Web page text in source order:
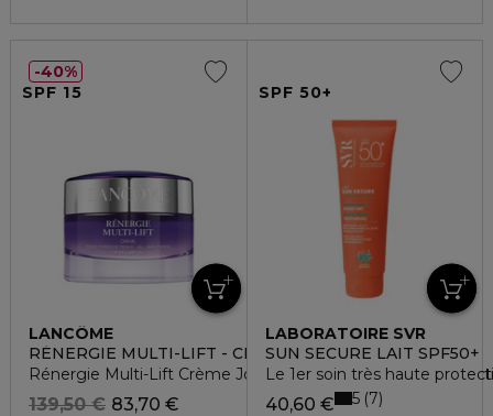
SPF 15
LANCÔME
RÉNERGIE MULTI-LIFT - CREME ANTI-AGE
Rénergie Multi-Lift Crème Jour SPF 15 Soin Lifting
83,70 €
139,50 €
40%
SPF 50+
LABORATOIRE SVR
SUN SECURE LAIT SPF50+
Le 1er soin très haute
40,60 € 5 7